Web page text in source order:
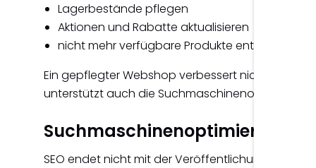
Lagerbestände pflegen
Aktionen und Rabatte aktualisieren
nicht mehr verfügbare Produkte entfernen
Ein gepflegter Webshop verbessert nicht nur die
unterstützt auch die Suchmaschinenoptimierung.
Suchmaschinenoptimierung
SEO endet nicht mit der Veröffentlichung einer